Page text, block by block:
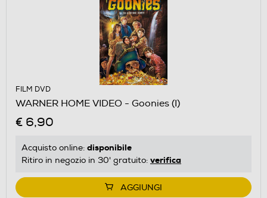
FILM DVD
WARNER HOME VIDEO - Goonies (I)
€ 6,90
Acquisto online: disponibile
Ritiro in negozio in 30' gratuito: verifica
AGGIUNGI